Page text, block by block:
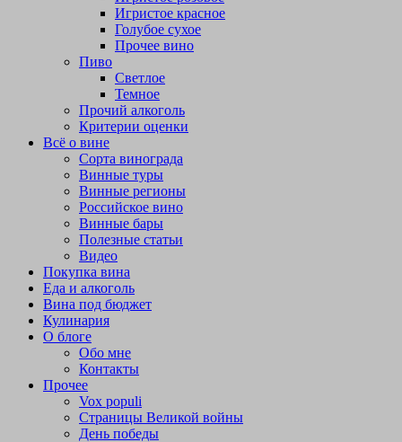
Игристое красное
Голубое сухое
Прочее вино
Пиво
Светлое
Темное
Прочий алкоголь
Критерии оценки
Всё о вине
Сорта винограда
Винные туры
Винные регионы
Российское вино
Винные бары
Полезные статьи
Видео
Покупка вина
Еда и алкоголь
Вина под бюджет
Кулинария
О блоге
Обо мне
Контакты
Прочее
Vox populi
Страницы Великой войны
День победы